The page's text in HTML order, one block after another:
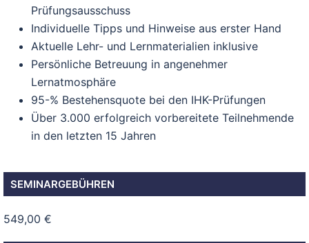
Prüfungsausschuss
Individuelle Tipps und Hinweise aus erster Hand
Aktuelle Lehr- und Lernmaterialien inklusive
Persönliche Betreuung in angenehmer
Lernatmosphäre
95-% Bestehensquote bei den IHK-Prüfungen
Über 3.000 erfolgreich vorbereitete Teilnehmende
in den letzten 15 Jahren
SEMINARGEBÜHREN
549,00 €